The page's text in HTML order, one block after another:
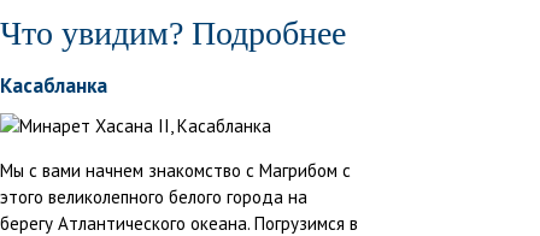
Что увидим? Подробнее
Касабланка
Мы с вами начнем знакомство с Магрибом с
этого великолепного белого города на
берегу Атлантического океана. Погрузимся в